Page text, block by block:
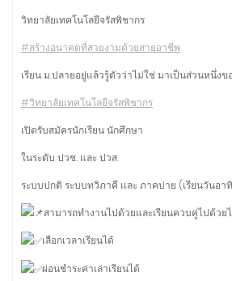
วิทยาลัยเทคโนโลยีจรัสพิชากร
#สร้างอนาคตที่สวยงามด้วยสายอาชีพ
เรียน ม.ปลายอยู่แล้วรู้ตัวว่าไม่ใช่ มาเป็นส่วนหนึ่งข
#วิทยาลัยเทคโนโลยีจรัสพิชากร
เปิดรับสมัครนักเรียน นักศึกษา
ในระดับ ปวช. และ ปวส.
ระบบปกติ ระบบทวิภาคี เเละ ภาคบ่าย (เรียนวันอา
สามารถทำงานไปด้วยและเรียนควบคู่ไปด้วย
เลือกเวลาเรียนได้
ผ่อนชำระค่าเล่าเรียนได้